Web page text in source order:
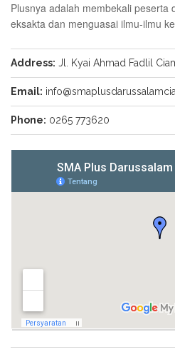
PENDAFTARAN
ONLINE
Plusnya adalah membekali peserta
eksakta dan menguasai ilmu-ilmu
Address: Jl. Kyai Ahmad Fadlil
Email:
Phone: 0265 773620